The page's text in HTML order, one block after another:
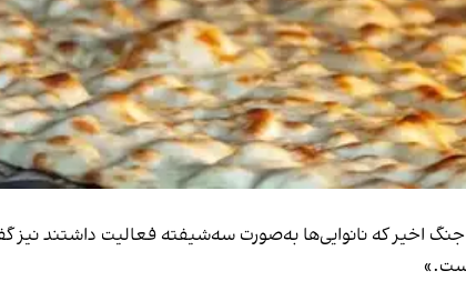
جنگ اخیر که نانوایی‌ها به‌صورت سه‌شیفته فعالیت داشتند نیز